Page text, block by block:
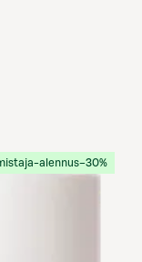
alennus−30%